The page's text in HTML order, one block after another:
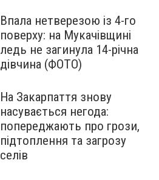
Впала нетверезою із 4-го
поверху: на Мукачівщині
ледь не загинула 14-річна
дівчина (ФОТО)
На Закарпаття знову
насувається негода:
попереджають про грози,
підтоплення та загрозу
селів